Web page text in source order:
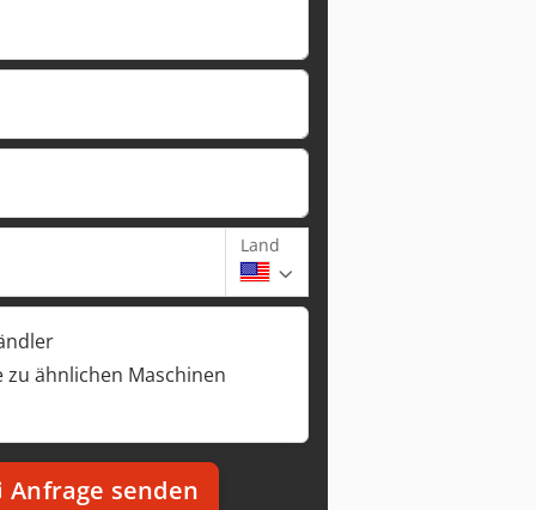
Land
zu ähnlichen Maschinen
Anfrage senden